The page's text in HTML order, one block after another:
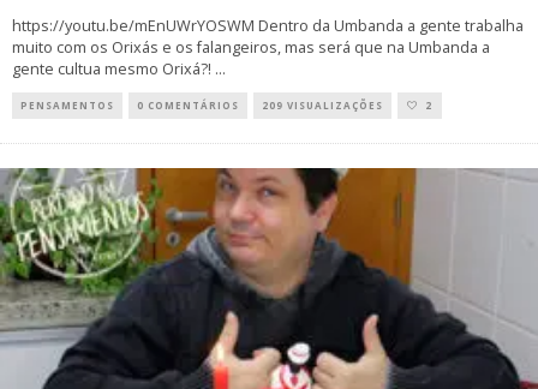
https://youtu.be/mEnUWrYOSWM Dentro da Umbanda a gente trabalha
muito com os Orixás e os falangeiros, mas será que na Umbanda a
gente cultua mesmo Orixá?! ...
PENSAMENTOS 0 COMENTÁRIOS 209 VISUALIZAÇÕES 2